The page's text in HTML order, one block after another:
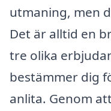
utmaning, men
Det är alltid en
tre olika
bestämmer dig
anlita. Genom